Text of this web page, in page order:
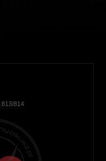
813/814